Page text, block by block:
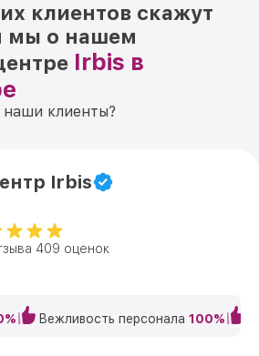
клиентов скажут
мы о нашем
Irbis в
клиенты?
Irbis
409 оценок
Вежливость персонала 100%